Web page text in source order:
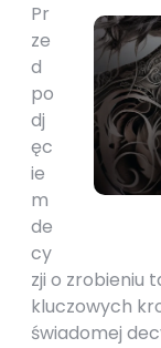
Pr
ze
d
po
dj
ęc
ie
m
de
cy
zji o zrobieniu
kluczowych
świadomej